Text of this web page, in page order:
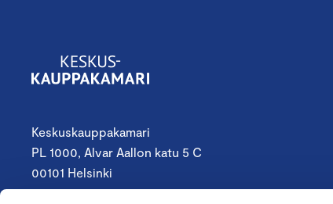
Keskuskauppakamari
PL 1000, Alvar Aallon katu 5 C
00101 Helsinki